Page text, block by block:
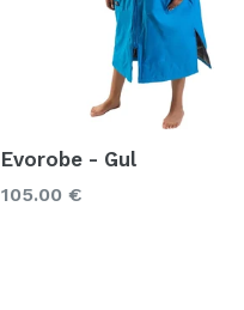
Evorobe - Gul
105.00 €